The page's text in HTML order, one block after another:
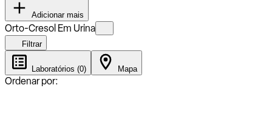
Adicionar mais
Orto-Cresol Em Urina
Filtrar
Laboratórios (0) Mapa
Ordenar por: